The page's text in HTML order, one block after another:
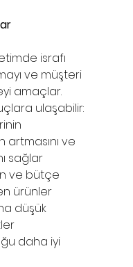
israfı
ve müşteri
amaçlar.
ulaşabilir:
artmasını ve
sağlar
ve bütçe
ürünler
düşük
daha iyi